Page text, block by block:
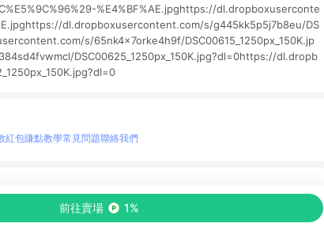
%E4%BF%AE.jpghttps://dl.dropboxuserconte
dl.dropboxusercontent.com/s/g445kk5p5j7b8eu/DS
s/65nk4x7orke4h9f/DSC00615_1250px_150K.jp
DSC00625_1250px_150K.jpg?dl=0https://dl.dropb
前往賣場 1%
紅包賺點教學常見問題聯絡我們
物情報中的趨勢與風格做合作網路商家的延伸商品推薦，商品資料更新會有
物條件，一切資訊以合作廠商網頁為準。